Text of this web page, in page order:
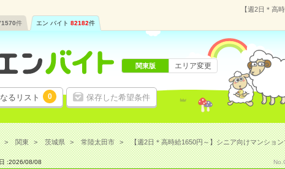
【週2日＊高
件 エン バイト 82182件
るリスト 0 保存した希望条件
関東版 エリア変更
関東 茨城県 常陸太田市 【週2日＊高時給1650円～】シニア向けマンショ
:2026/08/08